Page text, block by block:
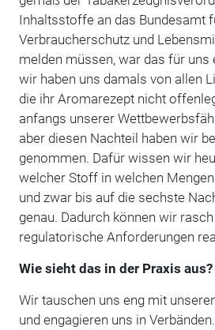
Inhaltsstoffe an das Bundesamt
Verbraucherschutz und
melden müssen, war das für uns
wir haben uns damals von allen
die ihr Aromarezept nicht
anfangs unserer
aber diesen Nachteil haben wir
genommen. Dafür wissen wir
welcher Stoff in welchen
und zwar bis auf die sechste
genau. Dadurch können wir
regulatorische Anforderungen
Wie sieht das in der Praxis aus?
Wir tauschen uns eng mit
und engagieren uns in